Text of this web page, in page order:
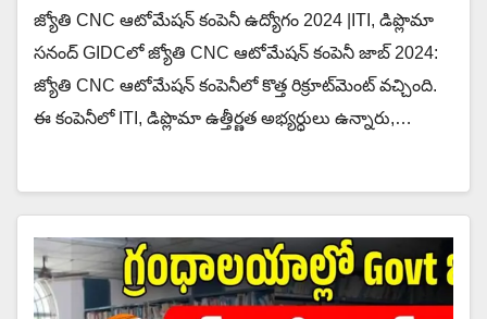
జ్యోతి CNC ఆటోమేషన్ కంపెనీ ఉద్యోగం 2024 |ITI, డిప్లొమా
సనంద్ GIDCలో జ్యోతి CNC ఆటోమేషన్ కంపెనీ జాబ్ 2024:
జ్యోతి CNC ఆటోమేషన్ కంపెనీలో కొత్త రిక్రూట్‌మెంట్ వచ్చింది.
ఈ కంపెనీలో ITI, డిప్లొమా ఉత్తీర్ణత అభ్యర్ధులు ఉన్నారు,…